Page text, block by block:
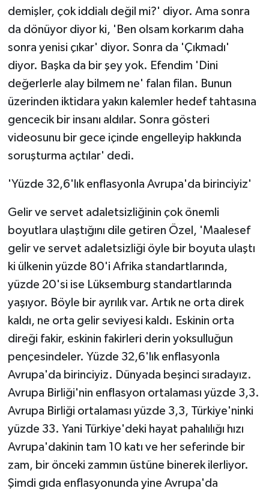
demişler, çok iddialı değil mi?' diyor. Ama sonra
da dönüyor diyor ki, 'Ben olsam korkarım daha
sonra yenisi çıkar' diyor. Sonra da 'Çıkmadı'
diyor. Başka da bir şey yok. Efendim 'Dini
değerlerle alay bilmem ne' falan filan. Bunun
üzerinden iktidara yakın kalemler hedef tahtasına
gencecik bir insanı aldılar. Sonra gösteri
videosunu bir gece içinde engelleyip hakkında
soruşturma açtılar' dedi.
'Yüzde 32,6'lık enflasyonla Avrupa'da birinciyiz'
Gelir ve servet adaletsizliğinin çok önemli
boyutlara ulaştığını dile getiren Özel, 'Maalesef
gelir ve servet adaletsizliği öyle bir boyuta ulaştı
ki ülkenin yüzde 80'i Afrika standartlarında,
yüzde 20'si ise Lüksemburg standartlarında
yaşıyor. Böyle bir ayrılık var. Artık ne orta direk
kaldı, ne orta gelir seviyesi kaldı. Eskinin orta
direği fakir, eskinin fakirleri derin yoksulluğun
pençesindeler. Yüzde 32,6'lık enflasyonla
Avrupa'da birinciyiz. Dünyada beşinci sıradayız.
Avrupa Birliği'nin enflasyon ortalaması yüzde 3,3.
Avrupa Birliği ortalaması yüzde 3,3, Türkiye'ninki
yüzde 33. Yani Türkiye'deki hayat pahalılığı hızı
Avrupa'dakinin tam 10 katı ve her seferinde bir
zam, bir önceki zammın üstüne binerek ilerliyor.
Şimdi gıda enflasyonunda yine Avrupa'da